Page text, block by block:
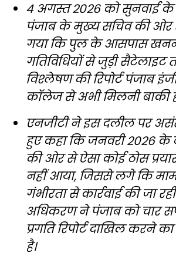
4 अगस्त 2026 को सुनवाई के
पंजाब के मुख्य सचिव की ओर
गया कि पुल के आसपास
गतिविधियों से जुड़ी सैटेलाइट
विश्लेषण की रिपोर्ट पंजाब
कॉलेज से अभी मिलनी बाकी
एनजीटी ने इस दलील पर
हुए कहा कि जनवरी 2026 के
की ओर से ऐसा कोई ठोस
नहीं आया, जिससे लगे कि
गंभीरता से कार्रवाई की जा
अधिकरण ने पंजाब को चार
प्रगति रिपोर्ट दाखिल करने का
है।